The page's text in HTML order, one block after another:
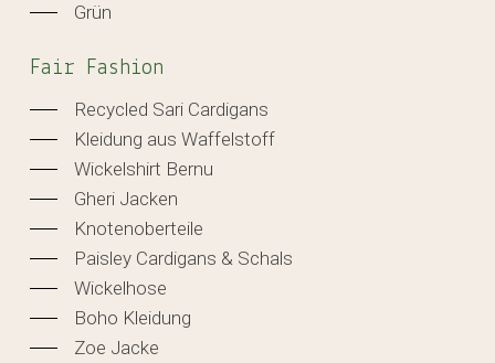
Grün
Fair Fashion
Recycled Sari Cardigans
Kleidung aus Waffelstoff
Wickelshirt Bernu
Gheri Jacken
Knotenoberteile
Paisley Cardigans & Schals
Wickelhose
Boho Kleidung
Zoe Jacke